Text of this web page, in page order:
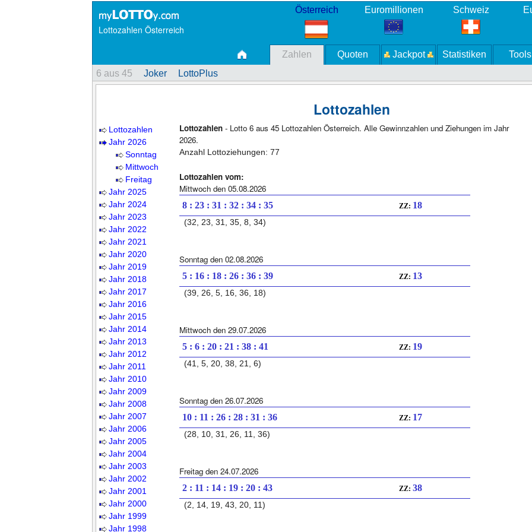
Lottozahlen Österreich
Österreich Euromillionen Schweiz
Zahlen Quoten Jackpot Statistiken
Tools
6 aus 45
Joker LottoPlus
Lottozahlen
Jahr 2026
Sonntag
Mittwoch
Freitag
Jahr 2025
Jahr 2024
Jahr 2023
Jahr 2022
Jahr 2021
Jahr 2020
Jahr 2019
Jahr 2018
Jahr 2017
Jahr 2016
Jahr 2015
Jahr 2014
Jahr 2013
Jahr 2012
Jahr 2011
Jahr 2010
Jahr 2009
Jahr 2008
Jahr 2007
Jahr 2006
Jahr 2005
Jahr 2004
Jahr 2003
Jahr 2002
Jahr 2001
Jahr 2000
Jahr 1999
Jahr 1998
Lottozahlen
Lottozahlen - Lotto 6 aus 45 Lottozahlen Österreich. Alle Gewinnzahlen und Ziehungen im Jahr
2026.
Anzahl Lottoziehungen: 77
Lottozahlen vom:
Mittwoch den 05.08.2026
8 : 23 : 31 : 32 : 34 : 35 ZZ: 18
(32, 23, 31, 35, 8, 34)
Sonntag den 02.08.2026
5 : 16 : 18 : 26 : 36 : 39 ZZ: 13
(39, 26, 5, 16, 36, 18)
Mittwoch den 29.07.2026
5 : 6 : 20 : 21 : 38 : 41 ZZ: 19
(41, 5, 20, 38, 21, 6)
Sonntag den 26.07.2026
10 : 11 : 26 : 28 : 31 : 36 ZZ: 17
(28, 10, 31, 26, 11, 36)
Freitag den 24.07.2026
2 : 11 : 14 : 19 : 20 : 43 ZZ: 38
(2, 14, 19, 43, 20, 11)